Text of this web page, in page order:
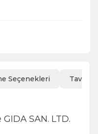
Seçenekleri Tavsiye
SAN. LTD.